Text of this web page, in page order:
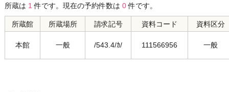
所蔵は 1 件です。現在の予約件数は 0件です。
所蔵館 所蔵場所 請求記号 資料コード 資料区分
本館 一般 /543.4/ｶ/ 111566956 一般